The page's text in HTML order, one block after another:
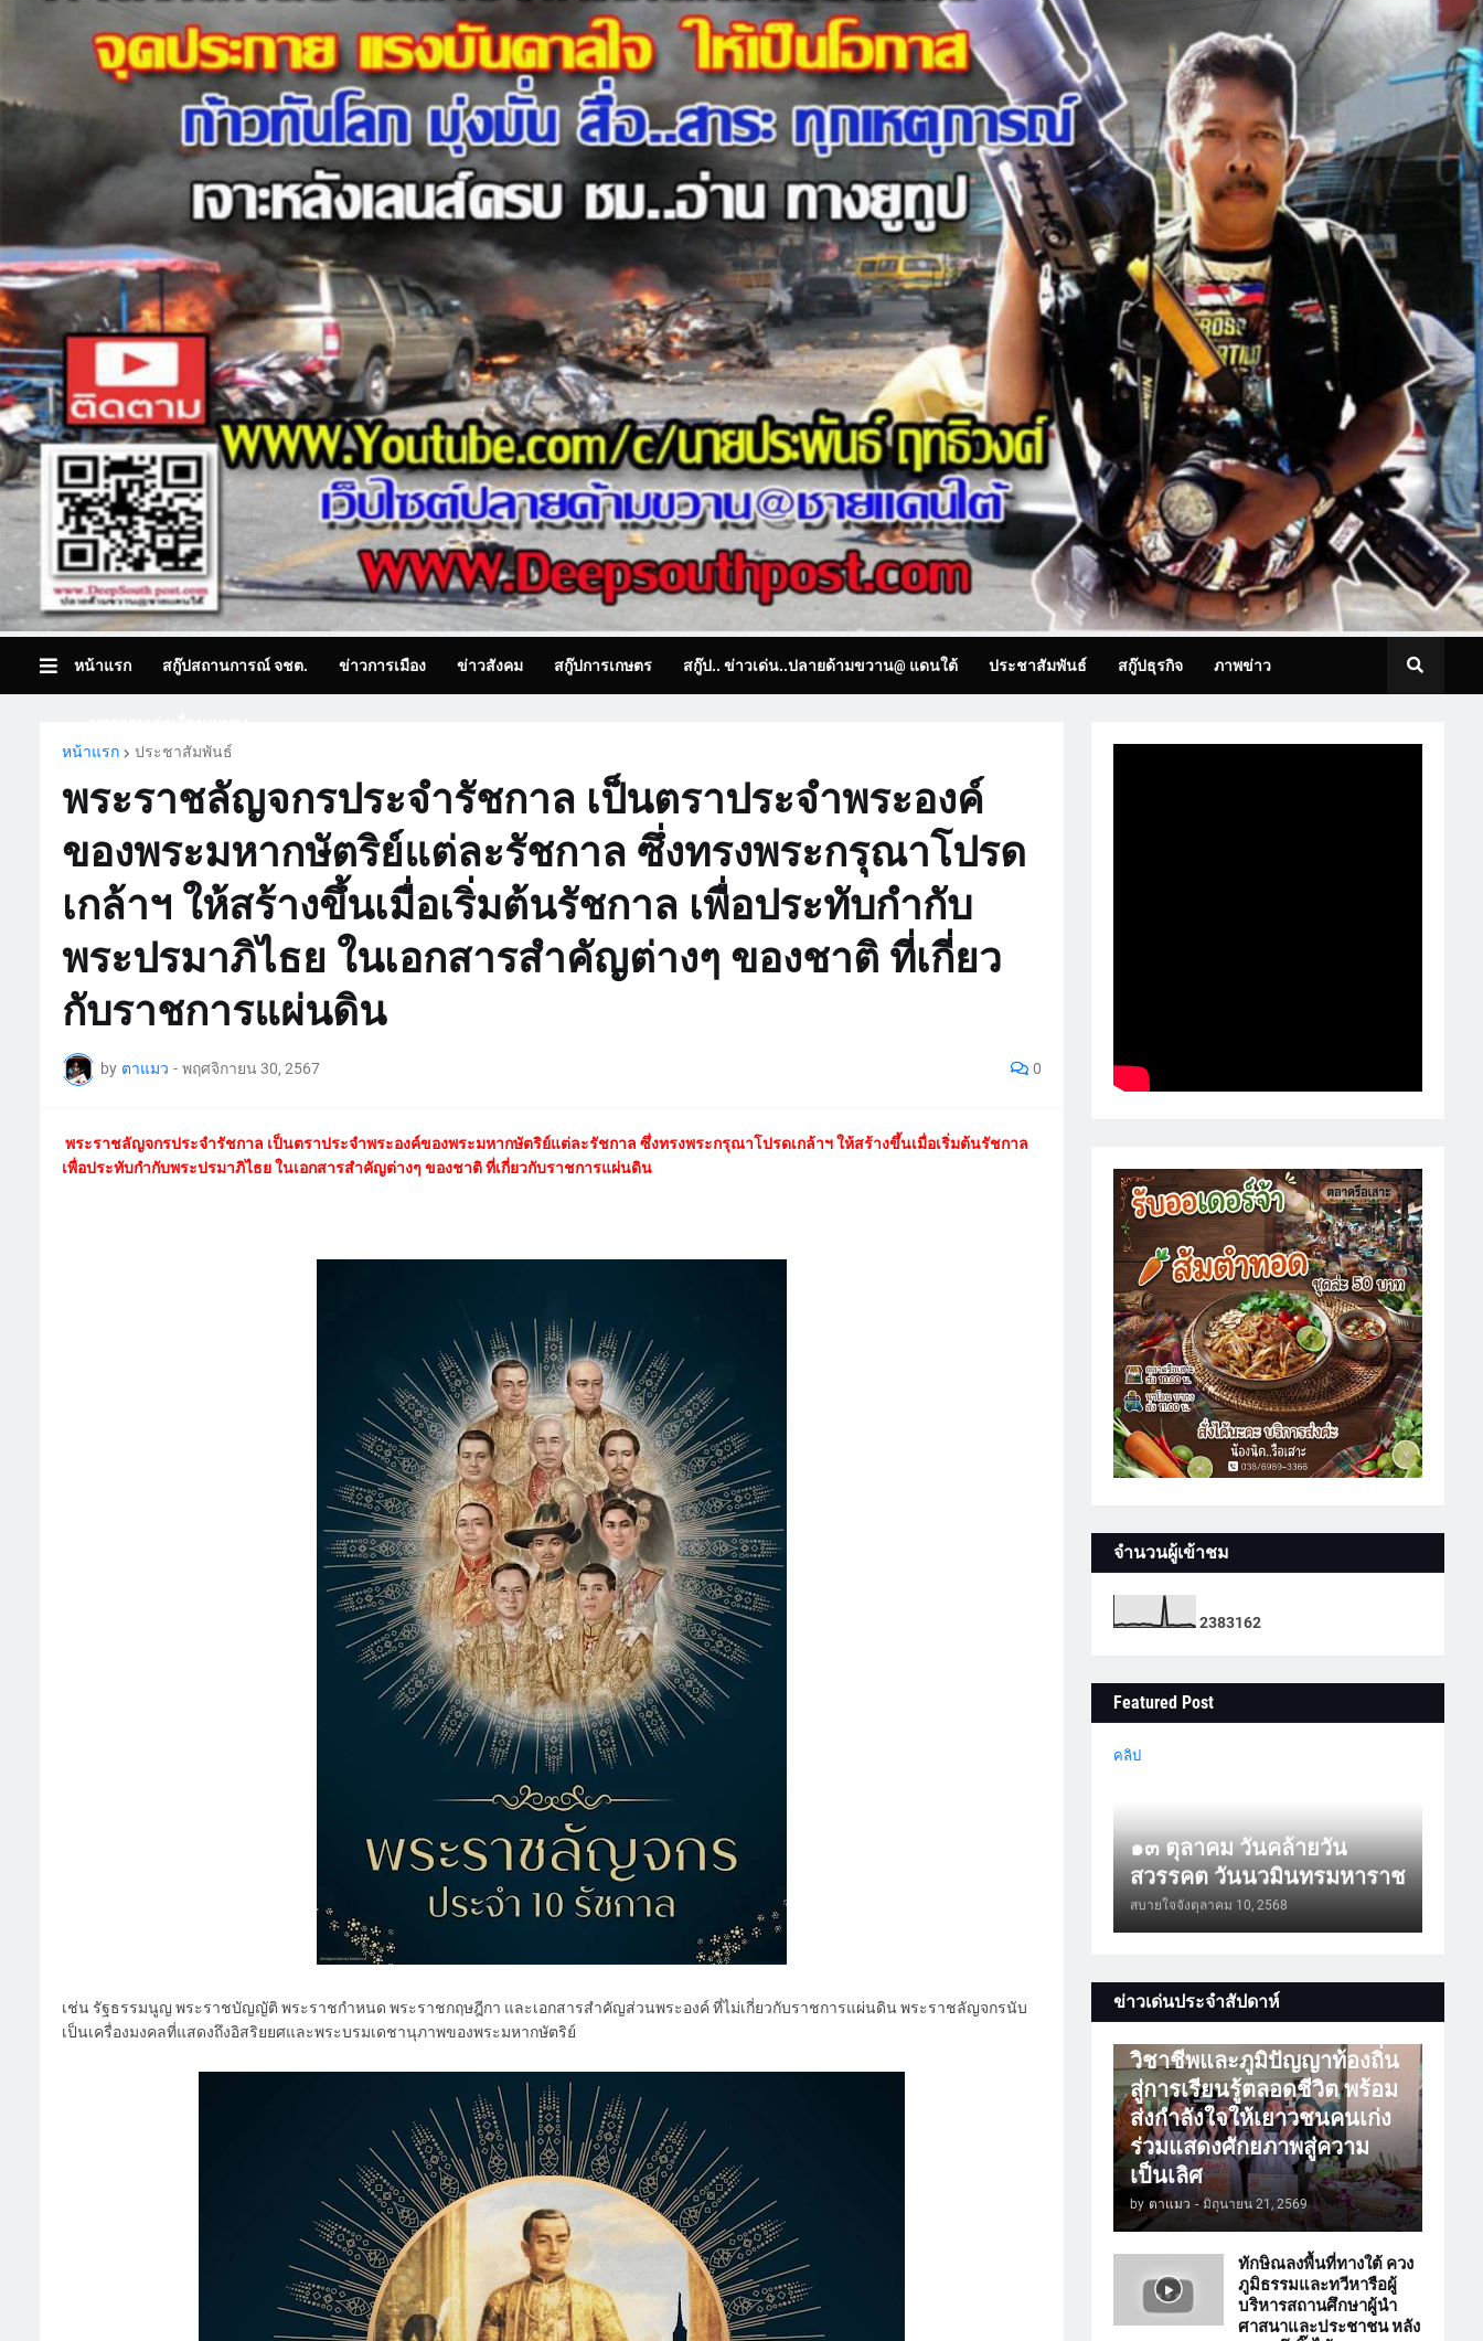
หน้าแรก สกู๊ปสถานการณ์ จชต. ข่าวการเมือง ข่าวสังคม สกู๊ปการเกษตร สกู๊ป.. ข่าวเด่น..ปลายด้ามขวาน@ แดนใต้ ประชาสัมพันธ์ สกู๊ปธุรกิจ ภาพข่าว
หน้าแรก
ประชาสัมพันธ์
พระราชลัญจกรประจำรัชกาล เป็นตราประจำพระองค์
ของพระมหากษัตริย์แต่ละรัชกาล ซึ่งทรงพระกรุณาโปรด
เกล้าฯ ให้สร้างขึ้นเมื่อเริ่มต้นรัชกาล เพื่อประทับกำกับ
พระปรมาภิไธย ในเอกสารสำคัญต่างๆ ของชาติ ที่เกี่ยว
กับราชการแผ่นดิน
by ตาแมว - พฤศจิกายน 30, 2567 0
พระราชลัญจกรประจำรัชกาล เป็นตราประจำพระองค์ของพระมหากษัตริย์แต่ละรัชกาล ซึ่งทรงพระกรุณาโปรดเกล้าฯ ให้สร้างขึ้นเมื่อเริ่มต้นรัชกาล
เพื่อประทับกำกับพระปรมาภิไธย ในเอกสารสำคัญต่างๆ ของชาติ ที่เกี่ยวกับราชการแผ่นดิน
เช่น รัฐธรรมนูญ พระราชบัญญัติ พระราชกำหนด พระราชกฤษฎีกา และเอกสารสำคัญส่วนพระองค์ ที่ไม่เกี่ยวกับราชการแผ่นดิน พระราชลัญจกรนับ
เป็นเครื่องมงคลที่แสดงถึงอิสริยยศและพระบรมเดชานุภาพของพระมหากษัตริย์
จำนวนผู้เข้าชม
2383162
Featured Post
คลิป
๑๓ ตุลาคม วันคล้ายวัน
สวรรคต วันนวมินทรมหาราช
สบายใจจังตุลาคม 10, 2568
ข่าวเด่นประจำสัปดาห์
การศึกษา
วิชาชีพและภูมิปัญญาท้องถิ่น
สู่การเรียนรู้ตลอดชีวิต พร้อม
ส่งกำลังใจให้เยาวชนคนเก่ง
ร่วมแสดงศักยภาพสู่ความ
เป็นเลิศ
by ตาแมว - มิถุนายน 21, 2569
ทักษิณลงพื้นที่ทางใต้ ควง
ภูมิธรรมและทวีหารือผู้
บริหารสถานศึกษาผู้นำ
ศาสนาและประชาชน หลัง